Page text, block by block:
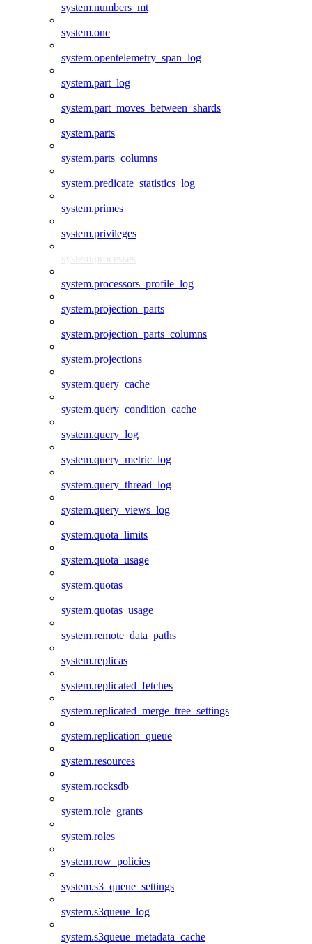
system.numbers_mt
system.one
system.opentelemetry_span_log
system.part_log
system.part_moves_between_shards
system.parts
system.parts_columns
system.predicate_statistics_log
system.primes
system.privileges
system.processes
system.processors_profile_log
system.projection_parts
system.projection_parts_columns
system.projections
system.query_cache
system.query_condition_cache
system.query_log
system.query_metric_log
system.query_thread_log
system.query_views_log
system.quota_limits
system.quota_usage
system.quotas
system.quotas_usage
system.remote_data_paths
system.replicas
system.replicated_fetches
system.replicated_merge_tree_settings
system.replication_queue
system.resources
system.rocksdb
system.role_grants
system.roles
system.row_policies
system.s3_queue_settings
system.s3queue_log
system.s3queue_metadata_cache